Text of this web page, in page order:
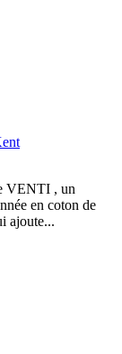
VENTI , un
en coton de
ajoute...